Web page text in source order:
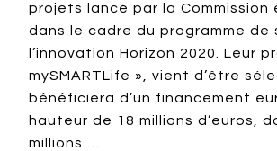
projets lancé par la Commission
dans le cadre du programme de
l’innovation Horizon 2020. Leur
mySMARTLife », vient d’être
bénéficiera d’un financement
hauteur de 18 millions d’euros,
millions …